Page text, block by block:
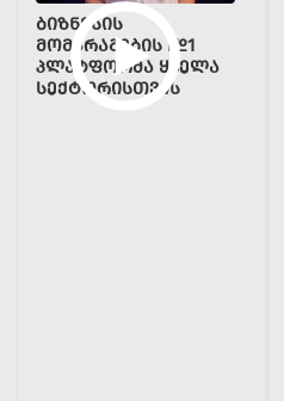
ᲑᲘᲖᲜᲔᲡᲘᲡ
ᲛᲝᲛᲐᲠᲐᲒᲔᲑᲘᲡ №1
ᲞᲚᲐᲢᲤᲝᲠᲛᲐ ᲧᲕᲔᲚᲐ
ᲡᲔᲥᲢᲝᲠᲘᲡᲗᲕᲘᲡ